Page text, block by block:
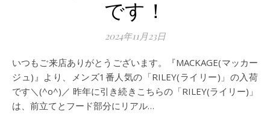
です！
2024年11月23日
いつもご来店ありがとうございます。『MACKAGE(マッカー
ジュ)』より、メンズ1番人気の「RILEY(ライリー)」の入荷
です＼(^o^)／ 昨年に引き続きこちらの「RILEY(ライリー)」
は、前立てとフード部分にリアル…